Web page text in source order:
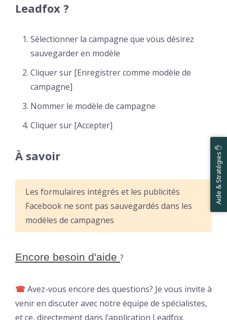
Leadfox ?
Sélectionner la campagne que vous désirez
sauvegarder en modèle
Cliquer sur [Enregistrer comme modèle de
campagne]
Nommer le modèle de campagne
Cliquer sur [Accepter]
À savoir
Les formulaires intégrés et les publicités
Facebook ne sont pas sauvegardés dans les
modèles de campagnes
Encore besoin d'aide ?
☎Avez-vous encore des questions? Je vous invite à
venir en discuter avec notre équipe de spécialistes,
et ce, directement dans l’application Leadfox.
Aide & Stratégies ✋